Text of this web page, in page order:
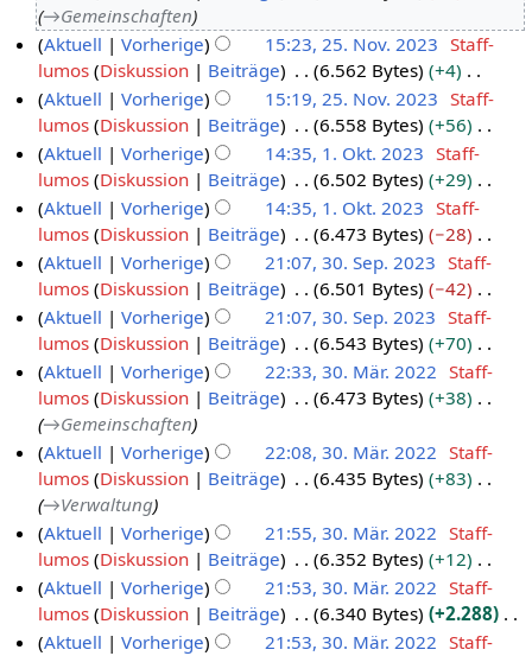
u
0
6
i
n
e
B
e
a
r
e
i
t
u
n
g
s
z
u
s
a
m
m
e
n
f
a
o
e
b
0
3
→Gemeinschaften
5
N
v
m
e
2
3
Aktuell Vorherige 15:23, 25. Nov. 2023 Staff-
lumos Diskussion Beiträge 6.562 Bytes
+4
K
e
i
n
e
B
e
a
b
e
i
t
u
n
g
s
z
u
s
a
m
Aktuell Vorherige 15:19, 25. Nov. 2023 Staff-
lumos Diskussion Beiträge 6.558 Bytes
+56
K
e
i
n
e
B
e
a
b
e
i
t
u
n
g
s
z
u
s
k
o
e
0
Aktuell Vorherige 14:35, 1. Okt. 2023 Staff-
lumos Diskussion Beiträge 6.502 Bytes
+29
K
e
i
n
e
B
e
a
r
b
e
i
t
u
n
g
s
z
Aktuell Vorherige 14:35, 1. Okt. 2023 Staff-
lumos Diskussion Beiträge 6.473 Bytes
−28
K
e
i
n
e
B
e
a
r
b
e
i
t
u
n
g
0
S
b
0
Aktuell Vorherige 21:07, 30. Sep. 2023 Staff-
lumos Diskussion Beiträge 6.501 Bytes
−42
K
e
i
n
e
B
e
a
r
b
i
t
Aktuell Vorherige 21:07, 30. Sep. 2023 Staff-
lumos Diskussion Beiträge 6.543 Bytes
+70
K
e
i
n
e
B
e
a
r
b
2
2
Aktuell Vorherige 22:33, 30. Mär. 2022 Staff-
lumos Diskussion Beiträge 6.473 Bytes
+38
→Gemeinschaften
Aktuell
Vorherige 22:08, 30. Mär. 2022 Staff-
lumos Diskussion Beiträge 6.435 Bytes
+83
→Verwaltung
Aktuell
Vorherige 21:55, 30. Mär. 2022 Staff-
lumos Diskussion Beiträge 6.352 Bytes
+12
K
e
i
Aktuell Vorherige 21:53, 30. Mär. 2022 Staff-
lumos Diskussion Beiträge 6.340 Bytes
+2.288
KAktuell Vorherige 21:53, 30. Mär. 2022 Staff-